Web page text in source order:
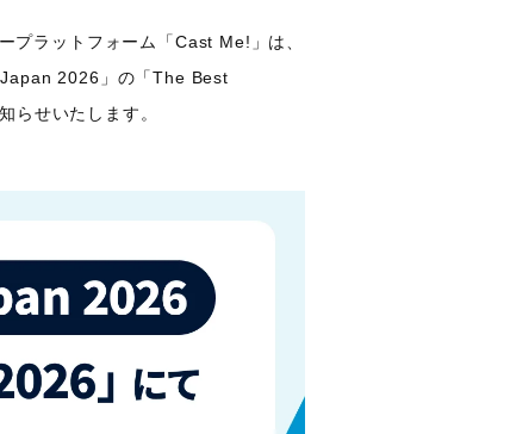
プラットフォーム「Cast Me!」は、
2026」の「The Best
せいたします。